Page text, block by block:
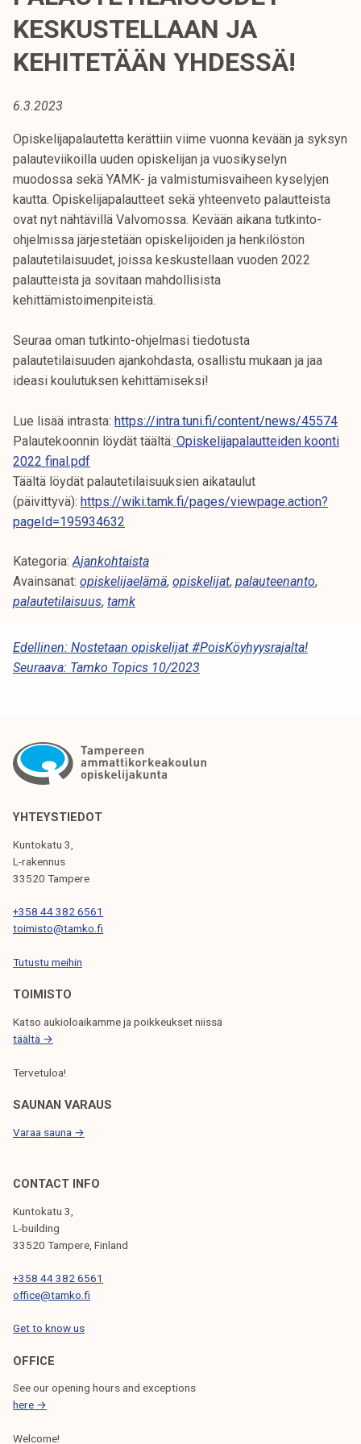
k
o
k
e
o
o
i
k
l
i
j
a
k
u
t
a
KESKUSTELLAAN JA
KEHITETÄÄN YHDESSÄ!
6.3.2023
Opiskelijapalautetta kerättiin viime vuonna kevään ja syksyn
palauteviikoilla uuden opiskelijan ja vuosikyselyn
muodossa sekä YAMK- ja valmistumisvaiheen kyselyjen
kautta. Opiskelijapalautteet sekä yhteenveto palautteista
ovat nyt nähtävillä Valvomossa. Kevään aikana tutkinto-
ohjelmissa järjestetään opiskelijoiden ja henkilöstön
palautetilaisuudet, joissa keskustellaan vuoden 2022
palautteista ja sovitaan mahdollisista
kehittämistoimenpiteistä.
Seuraa oman tutkinto-ohjelmasi tiedotusta
palautetilaisuuden ajankohdasta, osallistu mukaan ja jaa
ideasi koulutuksen kehittämiseksi!
Lue lisää intrasta: https://intra.tuni.fi/content/news/45574
Palautekoonnin löydät täältä: Opiskelijapalautteiden koonti
2022 final.pdf
Täältä löydät palautetilaisuuksien aikataulut
(päivittyvä): https://wiki.tamk.fi/pages/viewpage.action?
pageId=195934632
Kategoria:Ajankohtaista
Avainsanat: opiskelijaelämä, opiskelijat, palauteenanto,
palautetilaisuus, tamk
A
R
K
K
E
L
I
E
N
S
E
L
A
U
S
Edellinen: Nostetaan opiskelijat #PoisKöyhyysrajalta!
Seuraava: Tamko Topics 10/2023
YHTEYSTIEDOT
Kuntokatu 3,
L-rakennus
33520 Tampere
+358 44 382 6561
toimisto@tamko.fi
Tutustu meihin
TOIMISTO
Katso aukioloaikamme ja poikkeukset niissä
täältä →
Tervetuloa!
SAUNAN VARAUS
Varaa sauna →
CONTACT INFO
Kuntokatu 3,
L-building
33520 Tampere, Finland
+358 44 382 6561
office@tamko.fi
Get to know us
OFFICE
See our opening hours and exceptions
here →
Welcome!